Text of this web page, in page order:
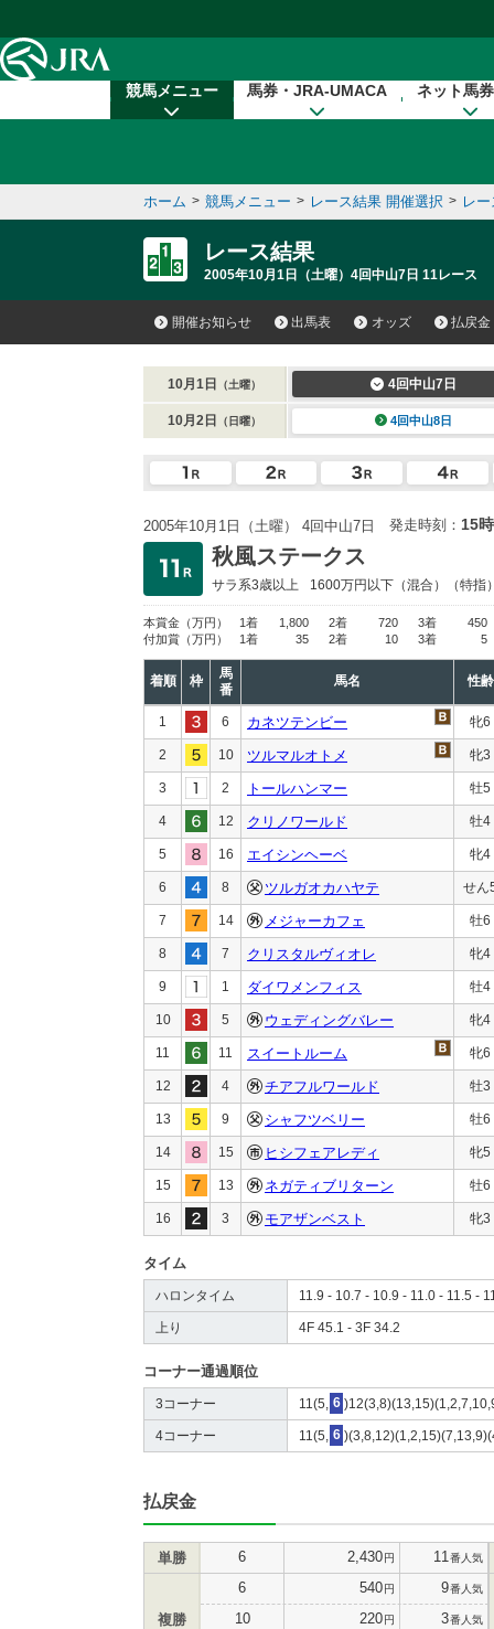
競馬メニュー 馬券・JRA-UMACA ネット馬
ホーム > 競馬メニュー > レース結果 開催選択 > レ
レース結果
2005年10月1日（土曜）4回中山7日 11レース
開催お知らせ 出馬表 オッズ 払戻金
10月1日 （土曜） 4回中山7日
10月2日 （日曜） 4回中山8日
2005年10月1日（土曜） 4回中山7日 発走時刻： 15
秋風ステークス
サラ系3歳以上 1600万円以下 （混合）（特指
本賞金 （万円） 1着 1,800 2着 720 3着
450
付加賞 （万円） 1着 35 2着 10 3着 5
着順 枠
馬
番
馬名 性齢
1 6 カネツテンビー 牝6
2 10 ツルマルオトメ 牝3
3 2 トールハンマー 牡5
4 12 クリノワールド 牡4
5 16 エイシンヘーベ 牝4
6 8 ツルガオカハヤテ せん
7 14 メジャーカフェ 牡6
8 7 クリスタルヴィオレ 牝4
9 1 ダイワメンフィス 牡4
10 5 ウェディングバレー 牝4
11 11 スイートルーム 牝6
12 4 チアフルワールド 牡3
13 9 シャフツベリー 牡6
14 15 ヒシフェアレディ 牝5
15 13 ネガティブリターン 牡6
16 3 モアザンベスト 牝3
タイム
ハロンタイム 11.9 - 10.7 - 10.9 - 11.0 - 11.5 -
上り 4F 45.1 - 3F 34.2
コーナー通過順位
3コーナー 11(5, 6
4コーナー 11(5, 6
払戻金
単勝 6 2,430円 11 番人気
複勝
6 540円 9番人気
10 220円 3番人気